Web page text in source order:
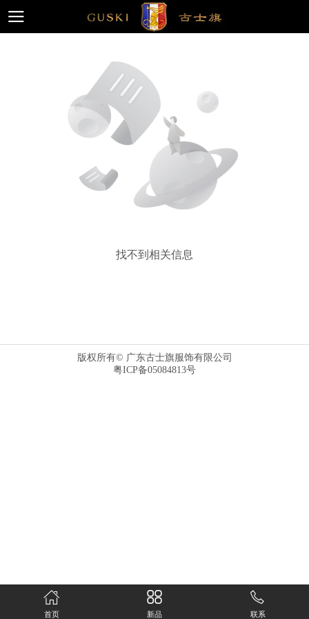
找不到相关信息
版权所有© 广东古士旗服饰有限公司
粤ICP备05084813号
首页 新品 联系